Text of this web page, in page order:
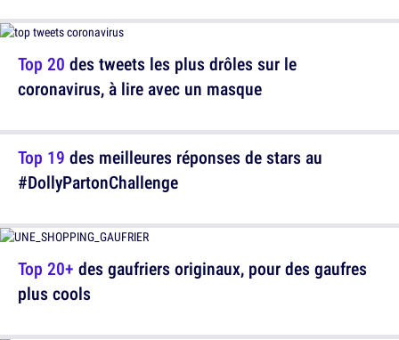
Top 20 des tweets les plus drôles sur le
coronavirus, à lire avec un masque
Top 20+ des gaufriers originaux, pour des gaufres
plus cools
Top 19 des meilleures réponses de stars au
#DollyPartonChallenge